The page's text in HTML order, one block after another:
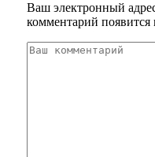
Ваш электронный
комментарий появится